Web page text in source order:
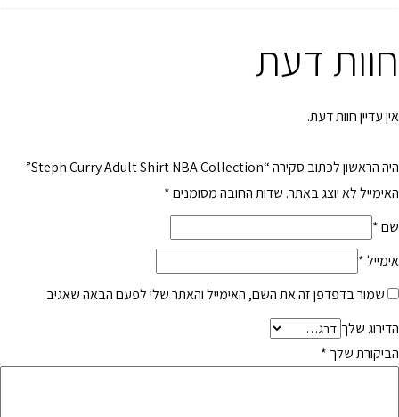
חוות דעת
אין עדיין חוות דעת.
היה הראשון לכתוב סקירה “Steph Curry Adult Shirt NBA Collection”
האימייל לא יוצג באתר. שדות החובה מסומנים*
שם*
אימייל*
שמור בדפדפן זה את השם, האימייל והאתר שלי לפעם הבאה שאגיב.
הדירוג שלך
הביקורת שלך *